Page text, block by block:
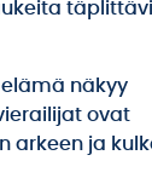
näkyy
ovat
arkeen ja